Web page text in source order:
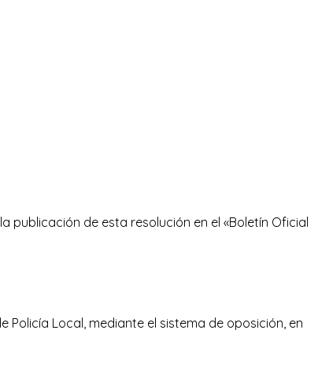
publicación de esta resolución en el «Boletín Oficial
Policía Local, mediante el sistema de oposición, en